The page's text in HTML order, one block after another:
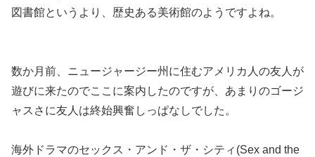
図書館というより、歴史ある美術館のようですよね。
数か月前、ニュージャージー州に住むアメリカ人の友人が
遊びに来たのでここに案内したのですが、あまりのゴージ
ャスさに友人は終始興奮しっぱなしでした。
海外ドラマのセックス・アンド・ザ・シティ(Sex and the